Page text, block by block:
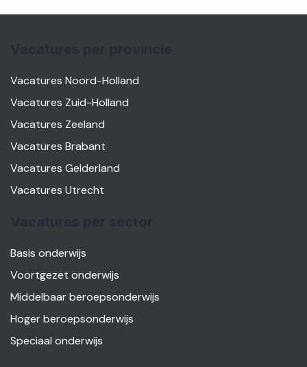
Vacatures Noord-Holland
Vacatures Zuid-Holland
Vacatures Zeeland
Vacatures Brabant
Vacatures Gelderland
Vacatures Utrecht
Basis onderwijs
Voortgezet onderwijs
Middelbaar beroepsonderwijs
Hoger beroepsonderwijs
Speciaal onderwijs